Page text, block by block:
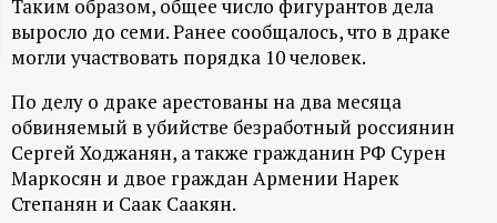
а
ц
и
о
Таким образом, общее число фигурантов дела
выросло до семи. Ранее сообщалось, что в драке
могли участвовать порядка 10 человек.
По делу о драке арестованы на два месяца
обвиняемый в убийстве безработный россиянин
Сергей Ходжанян, а также гражданин РФ Сурен
Маркосян и двое граждан Армении Нарек
Степанян и Саак Саакян.